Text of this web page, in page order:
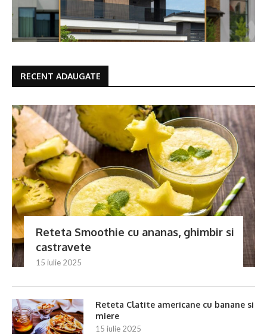
RECENT ADAUGATE
Reteta Smoothie cu ananas, ghimbir si
castravete
15 iulie 2025
Reteta Clatite americane cu banane si
miere
15 iulie 2025